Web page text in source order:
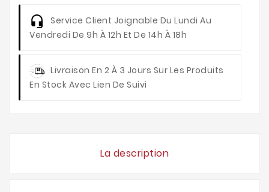
Service Client Joignable Du Lundi Au
Vendredi De 9h À 12h Et De 14h À 18h
Livraison En 2 À 3 Jours Sur Les Produits
En Stock Avec Lien De Suivi
La description